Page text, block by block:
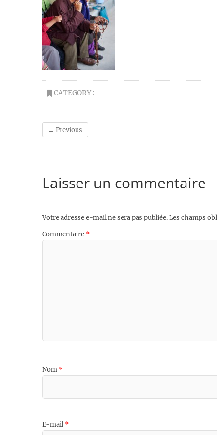
CATEGORY :
← Previous
Laisser un commentaire
Votre adresse e-mail ne sera pas publiée.Les champs
Commentaire *
Nom *
E-mail *